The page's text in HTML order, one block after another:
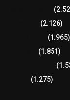
(2.126)
(1.965)
(1.851)
(1.275)